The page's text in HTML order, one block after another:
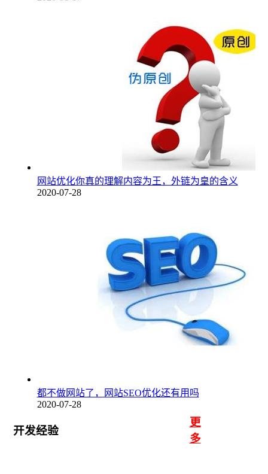
网站优化你真的理解内容为王，外链为皇的含义
2020-07-28
都不做网站了，网站SEO优化还有用吗
2020-07-28
开发经验
更
多